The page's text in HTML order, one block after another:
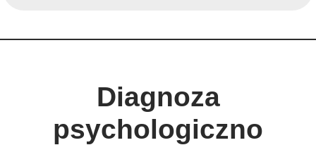
Diagnoza
psychologiczno